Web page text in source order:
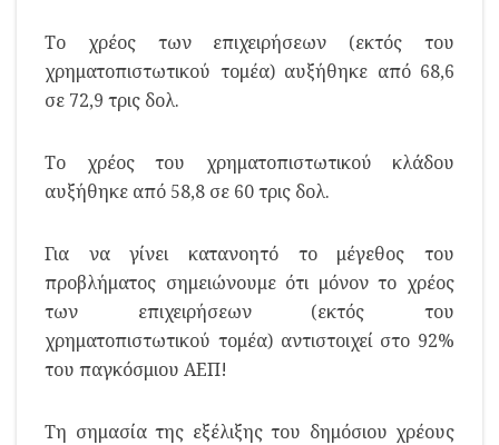
Το χρέος των επιχειρήσεων (εκτός του
χρηματοπιστωτικού τομέα) αυξήθηκε από 68,6
σε 72,9 τρις δολ.
Το χρέος του χρηματοπιστωτικού κλάδου
αυξήθηκε από 58,8 σε 60 τρις δολ.
Για να γίνει κατανοητό το μέγεθος του
προβλήματος σημειώνουμε ότι μόνον το χρέος
των επιχειρήσεων (εκτός του
χρηματοπιστωτικού τομέα) αντιστοιχεί στο 92%
του παγκόσμιου ΑΕΠ!
Τη σημασία της εξέλιξης του δημόσιου χρέους